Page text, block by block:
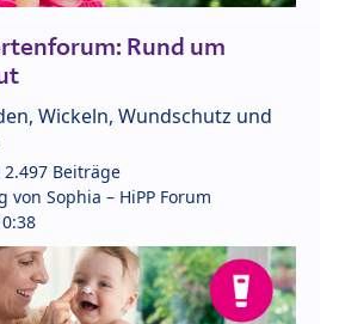
Rund um
Wickeln, Wundschutz und
Beiträge
von Sophia – HiPP Forum